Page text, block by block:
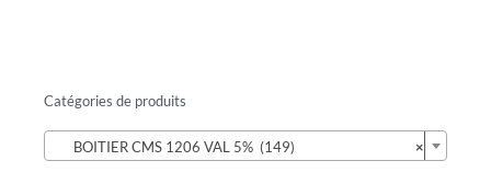
Catégories de produits
×
BOITIER CMS 1206 VAL 5% (149)